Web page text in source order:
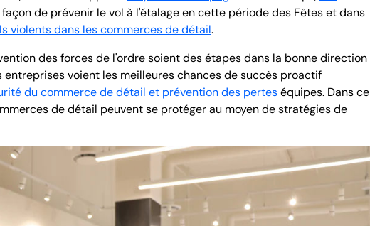
de prévenir le vol à l'étalage en cette période des Fêtes et dans
violents dans les commerces de détail.
des forces de l'ordre soient des étapes dans la bonne direction
voient les meilleures chances de succès proactif
du commerce de détail et prévention des perteséquipes. Dans ce
de détail peuvent se protéger au moyen de stratégies de